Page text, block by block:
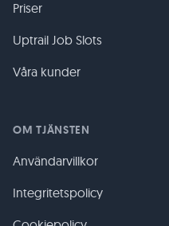
Priser
Uptrail Job Slots
Våra kunder
OM TJÄNSTEN
Användarvillkor
Integritetspolicy